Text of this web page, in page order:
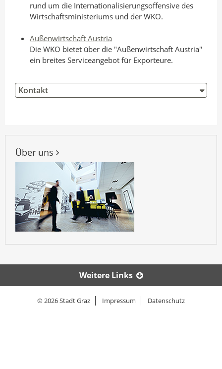
rund um die Internationalisierungsoffensive des
Wirtschaftsministeriums und der WKO.
Außenwirtschaft Austria
Die WKO bietet über die "Außenwirtschaft Austria"
ein breites Serviceangebot für Exporteure.
Kontakt
Über uns
Weitere Links
© 2026 Stadt Graz Impressum Datenschutz